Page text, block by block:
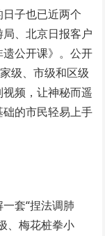
子也已近两个
、北京日报客户
公开课》。公开
级、市级和区级
频，让神秘而遥
的市民轻易上手
套“捏法调肺
、梅花桩拳小